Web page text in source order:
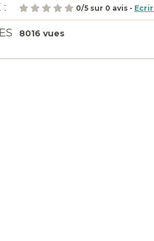
: 0/5 sur 0 avis -
8016 vues